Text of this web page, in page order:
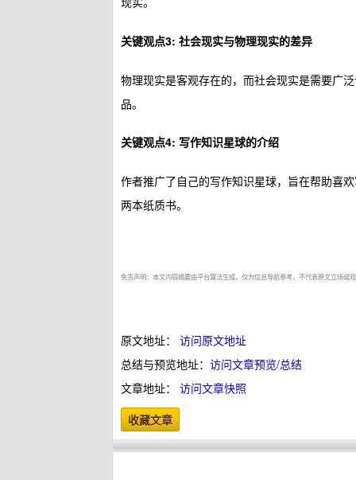
关键观点3: 社会现实与物理现实的差异
物理现实是客观存在的，而社会现实是需要广
品。
关键观点4: 写作知识星球的介绍
作者推广了自己的写作知识星球，旨在帮助喜
两本纸质书。
免责声明：本文内容摘要由平台算法生成，仅为信息导航参考，不代表原文立场
原文地址： 访问原文地址
总结与预览地址： 访问文章预览/总结
文章地址： 访问文章快照